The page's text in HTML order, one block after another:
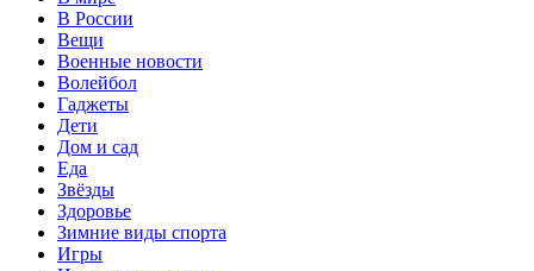
В России
Вещи
Военные новости
Волейбол
Гаджеты
Дети
Дом и сад
Еда
Звёзды
Здоровье
Зимние виды спорта
Игры